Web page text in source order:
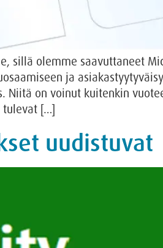
sillä olemme saavuttaneet
ja
on voinut kuitenkin
tulevat […]
uudistuvat